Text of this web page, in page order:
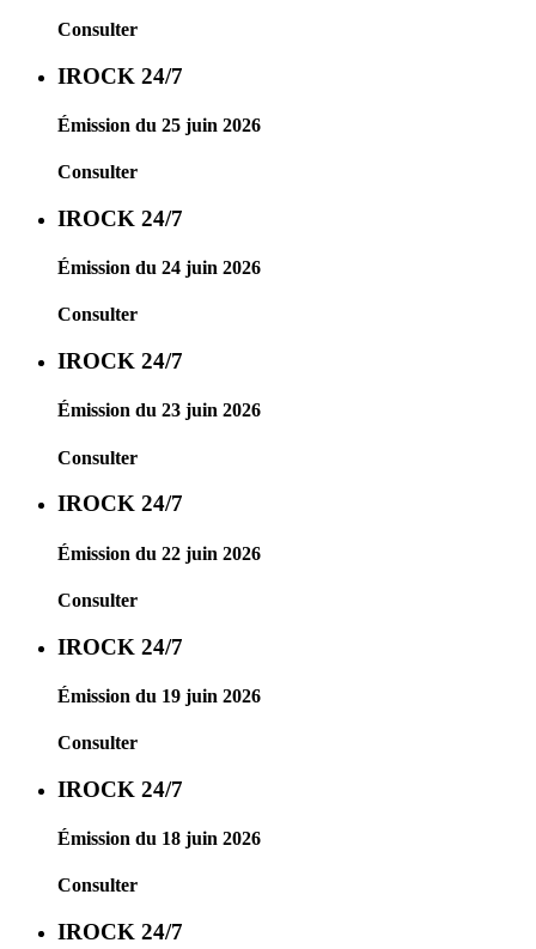
Consulter
IROCK 24/7
Émission du 25 juin 2026
Consulter
IROCK 24/7
Émission du 24 juin 2026
Consulter
IROCK 24/7
Émission du 23 juin 2026
Consulter
IROCK 24/7
Émission du 22 juin 2026
Consulter
IROCK 24/7
Émission du 19 juin 2026
Consulter
IROCK 24/7
Émission du 18 juin 2026
Consulter
IROCK 24/7